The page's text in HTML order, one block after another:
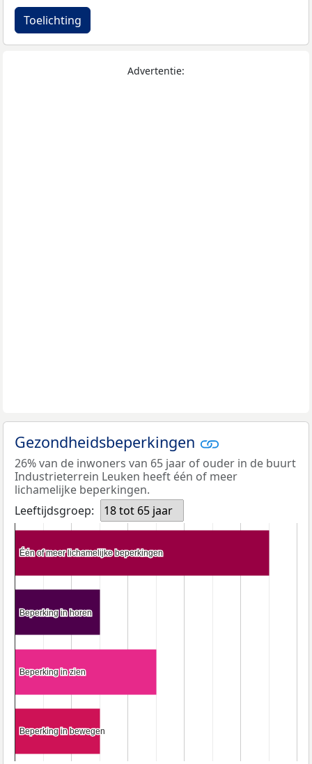
Toelichting
Advertentie:
Gezondheidsbeperkingen
26% van de inwoners van 65 jaar of ouder in de buurt
Industrieterrein Leuken heeft één of meer
lichamelijke beperkingen.
Leeftijdsgroep:
18 tot 65 jaar
Één of meer lichamelijke beperkingen
Één of meer lichamelijke beperkingen
Beperking in horen
Beperking in horen
Beperking in zien
Beperking in zien
Beperking in bewegen
Beperking in bewegen